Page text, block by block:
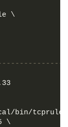
\
bin/
\